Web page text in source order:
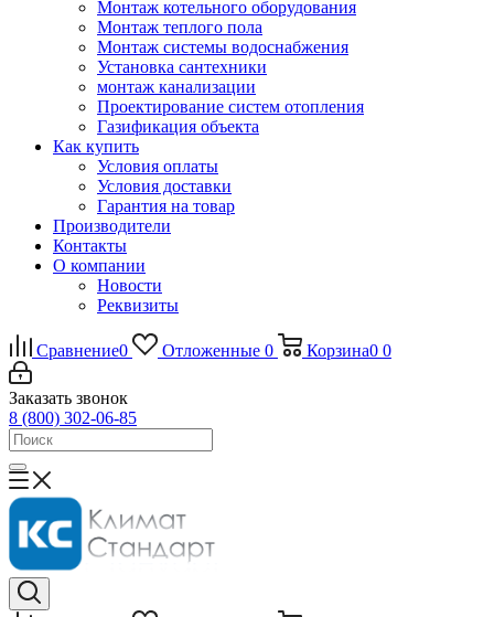
Монтаж котельного оборудования
Монтаж теплого пола
Монтаж системы водоснабжения
Установка сантехники
монтаж канализации
Проектирование систем отопления
Газификация объекта
Как купить
Условия оплаты
Условия доставки
Гарантия на товар
Производители
Контакты
О компании
Новости
Реквизиты
Сравнение0 Отложенные 0 Корзина0 0
Заказать звонок
8 (800) 302-06-85